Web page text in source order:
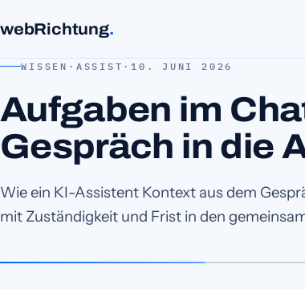
webRichtung.
WISSEN · ASSIST ·10. JUNI 2026
Aufgaben im
Gespräch in die
Wie ein KI-Assistent Kontext aus dem
mit Zuständigkeit und Frist in den